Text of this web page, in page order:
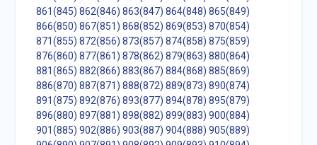
861(845) 862(846) 863(847) 864(848) 865(849)
866(850) 867(851) 868(852) 869(853) 870(854)
871(855) 872(856) 873(857) 874(858) 875(859)
876(860) 877(861) 878(862) 879(863) 880(864)
881(865) 882(866) 883(867) 884(868) 885(869)
886(870) 887(871) 888(872) 889(873) 890(874)
891(875) 892(876) 893(877) 894(878) 895(879)
896(880) 897(881) 898(882) 899(883) 900(884)
901(885) 902(886) 903(887) 904(888) 905(889)